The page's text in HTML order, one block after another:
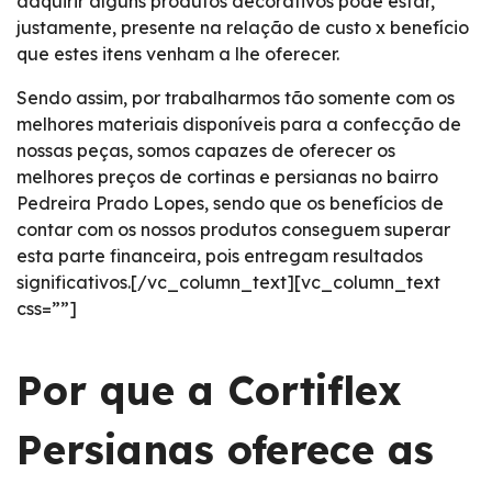
justamente, presente na relação de custo x benefício
que estes itens venham a lhe oferecer.
Sendo assim, por trabalharmos tão somente com os
melhores materiais disponíveis para a confecção de
nossas peças, somos capazes de oferecer os
melhores preços de cortinas e persianas no bairro
Pedreira Prado Lopes, sendo que os benefícios de
contar com os nossos produtos conseguem superar
esta parte financeira, pois entregam resultados
significativos.[/vc_column_text][vc_column_text
css=””]
Por que a Cortiflex
Persianas oferece as